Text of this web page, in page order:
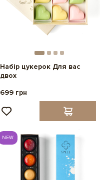
Набір цукерок Для вас
двох
699 грн
NEW